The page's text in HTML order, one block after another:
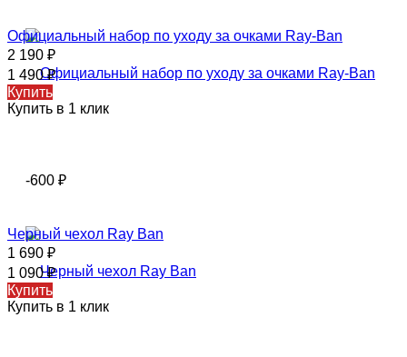
Официальный набор по уходу за очками Ray-Ban
2 190 ₽
1 490₽
Купить
Купить в 1 клик
-600 ₽
Черный чехол Ray Ban
1 690 ₽
1 090₽
Купить
Купить в 1 клик